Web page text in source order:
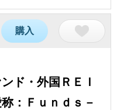
購入
ド・外国ＲＥＩ
：Ｆｕｎｄｓ－